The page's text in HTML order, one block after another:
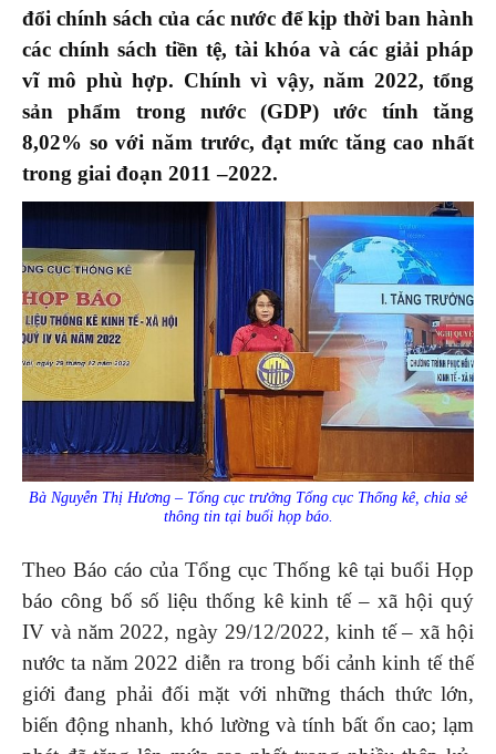
đổi chính sách của các nước để kịp thời ban hành
các chính sách tiền tệ, tài khóa và các giải pháp
vĩ mô phù hợp. Chính vì vậy, năm 2022, tổng
sản phẩm trong nước (GDP) ước tính tăng
8,02% so với năm trước,đạt mức tăng cao nhất
trong giai đoạn 2011–2022.
Bà Nguyễn Thị Hương – Tổng cục trưởng Tổng cục Thống kê, chia sẻ
thông tin tại buổi họp báo.
Theo Báo cáo của Tổng cục Thống kê tại buổi Họp
báo công bố số liệu thống kê kinh tế – xã hội quý
IV và năm 2022, ngày 29/12/2022, kinh tế – xã hội
nước ta năm 2022 diễn ra trong bối cảnh kinh tế thế
giới đang phải đối mặt với những thách thức lớn,
biến động nhanh, khó lường và tính bất ổn cao; lạm